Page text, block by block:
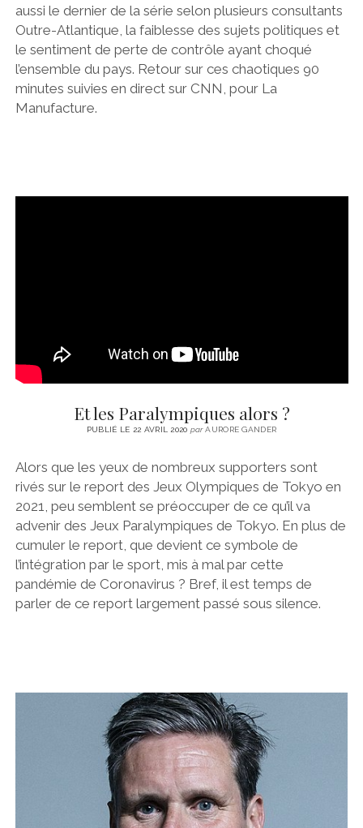
aussi le dernier de la série selon plusieurs consultants
Outre-Atlantique, la faiblesse des sujets politiques et
le sentiment de perte de contrôle ayant choqué
l’ensemble du pays. Retour sur ces chaotiques 90
minutes suivies en direct sur CNN, pour La
Manufacture.
Et les Paralympiques alors ?
PUBLIÉ LE 22 AVRIL 2020 parAURORE GANDER
Alors que les yeux de nombreux supporters sont
rivés sur le report des Jeux Olympiques de Tokyo en
2021, peu semblent se préoccuper de ce qu’il va
advenir des Jeux Paralympiques de Tokyo. En plus de
cumuler le report, que devient ce symbole de
l’intégration par le sport, mis à mal par cette
pandémie de Coronavirus ? Bref, il est temps de
parler de ce report largement passé sous silence.